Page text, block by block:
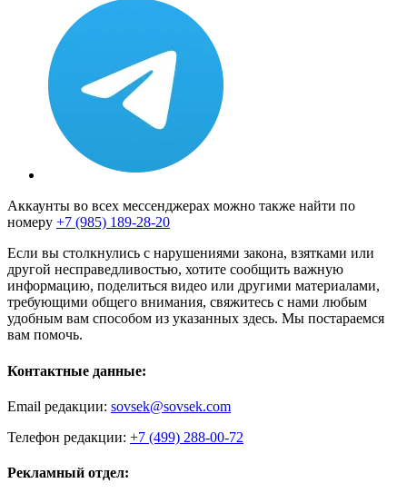
Аккаунты во всех мессенджерах можно также найти по
номеру +7 (985) 189-28-20
Если вы столкнулись с нарушениями закона, взятками или
другой несправедливостью, хотите сообщить важную
информацию, поделиться видео или другими материалами,
требующими общего внимания, свяжитесь с нами любым
удобным вам способом из указанных здесь. Мы постараемся
вам помочь.
Контактные данные:
Email редакции: sovsek@sovsek.com
Телефон редакции: +7 (499) 288-00-72
Рекламный отдел: